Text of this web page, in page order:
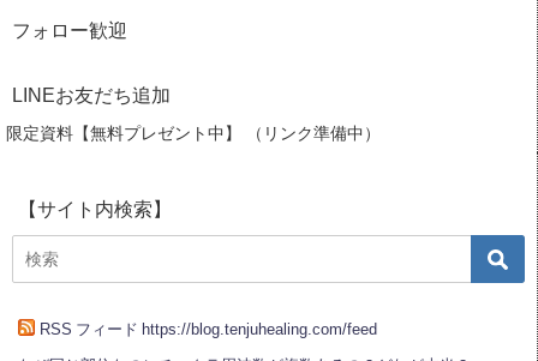
フォロー歓迎
LINEお友だち追加
限定資料【無料プレゼント中】 （リンク準備中）
【サイト内検索】
RSS フィード https://blog.tenjuhealing.com/feed